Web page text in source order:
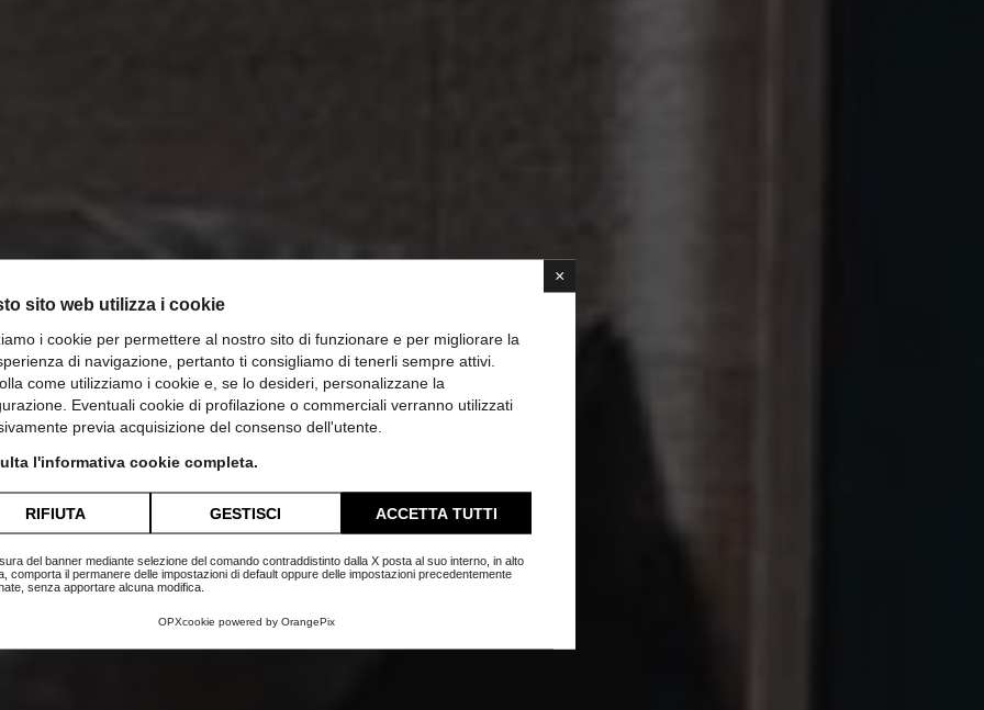
×
sito web utilizza i cookie
i cookie per permettere al nostro sito di funzionare e per migliorare la
di navigazione, pertanto ti consigliamo di tenerli sempre attivi.
come utilizziamo i cookie e, se lo desideri, personalizzane la
Eventuali cookie di profilazione o commerciali verranno utilizzati
previa acquisizione del consenso dell'utente.
l'informativa cookie completa.
RIFIUTA GESTISCI ACCETTA TUTTI
del banner mediante selezione del comando contraddistinto dalla X posta al suo interno, in alto
comporta il permanere delle impostazioni di default oppure delle impostazioni precedentemente
senza apportare alcuna modifica.
OPXcookie powered by OrangePix
Tendenze colore arredo 2019